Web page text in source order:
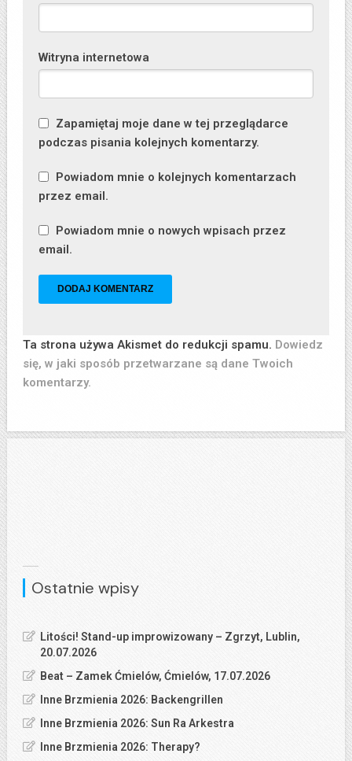
Witryna internetowa
Zapamiętaj moje dane w tej przeglądarce
podczas pisania kolejnych komentarzy.
Powiadom mnie o kolejnych komentarzach
przez email.
Powiadom mnie o nowych wpisach przez
email.
Ta strona używa Akismet do redukcji spamu. Dowiedz
się, w jaki sposób przetwarzane są dane Twoich
komentarzy.
Ostatnie wpisy
Litości! Stand-up improwizowany – Zgrzyt, Lublin,
20.07.2026
Beat – Zamek Ćmielów, Ćmielów, 17.07.2026
Inne Brzmienia 2026: Backengrillen
Inne Brzmienia 2026: Sun Ra Arkestra
Inne Brzmienia 2026: Therapy?